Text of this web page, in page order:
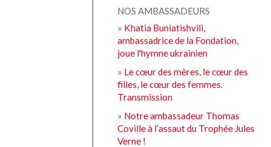
NOS AMBASSADEURS
» Khatia Buniatishvili,
ambassadrice de la Fondation,
joue l'hymne ukrainien
» Le cœur des mères, le cœur des
filles, le cœur des femmes.
Transmission
» Notre ambassadeur Thomas
Coville à l’assaut du Trophée Jules
Verne !